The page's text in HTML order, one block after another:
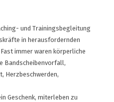
und Trainingsbegleitung
in herausfordernden
immer waren körperliche
Bandscheibenvorfall,
Herzbeschwerden,
Geschenk, miterleben zu